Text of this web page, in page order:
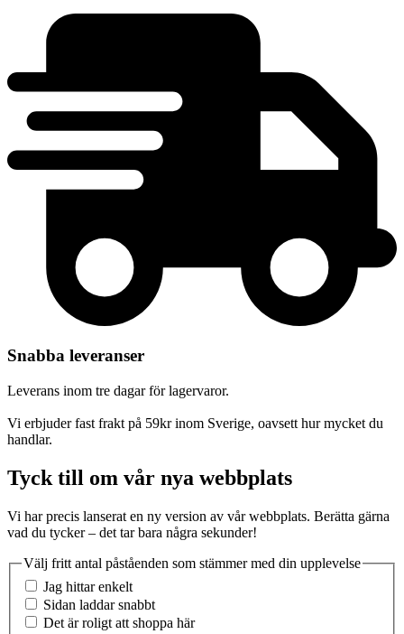
Snabba leveranser
Leverans inom tre dagar för lagervaror.
Vi erbjuder fast frakt på 59kr inom Sverige, oavsett hur mycket du
handlar.
Tyck till om vår nya webbplats
Vi har precis lanserat en ny version av vår webbplats. Berätta gärna
vad du tycker – det tar bara några sekunder!
Välj fritt antal påståenden som stämmer med din upplevelse
Jag hittar enkelt
Sidan laddar snabbt
Det är roligt att shoppa här